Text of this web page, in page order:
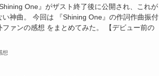
One』がザスト終了後に公開され、これが
神曲。 今回は 『Shining One』の作詞作曲振付
ァンの感想 をまとめてみた。 【デビュー前の
想